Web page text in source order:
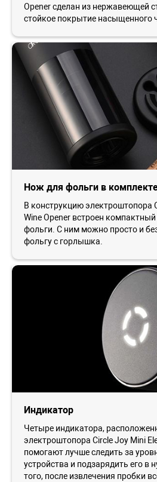
Opener сделан из нержавеющей
стойкое покрытие насыщенного
Нож для фольги в
В конструкцию электроштопора
Wine Opener встроен
фольги. С ним можно просто и
фольгу с горлышка.
Индикатор
Четыре индикатора,
электроштопора Circle Joy Mini
помогают лучше следить за
устройства и подзарядить его
того, после извлечения пробки